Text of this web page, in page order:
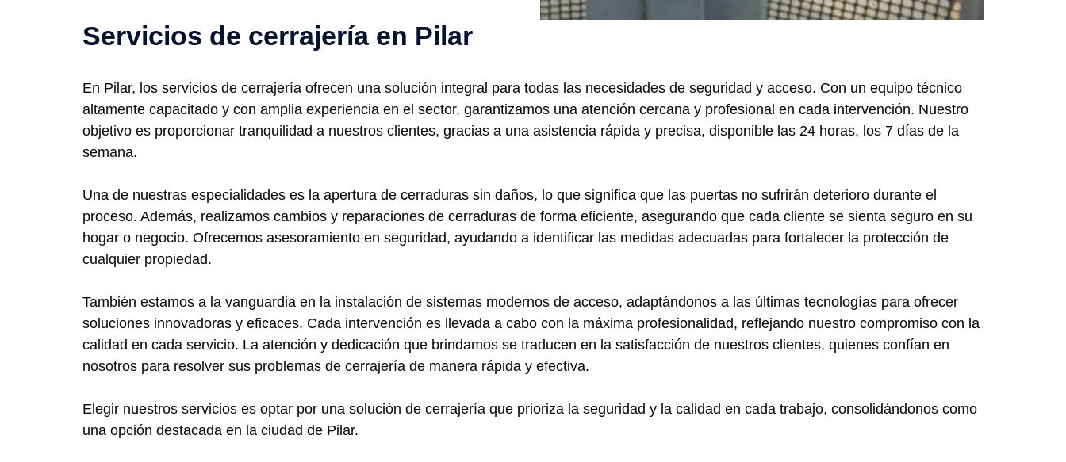
Servicios de cerrajería en Pilar
En Pilar, los servicios de cerrajería ofrecen una solución integral para todas las necesidades de seguridad y acceso. Con un equipo técnico
altamente capacitado y con amplia experiencia en el sector, garantizamos una atención cercana y profesional en cada intervención. Nuestro
objetivo es proporcionar tranquilidad a nuestros clientes, gracias a una asistencia rápida y precisa, disponible las 24 horas, los 7 días de la
semana.
Una de nuestras especialidades es la apertura de cerraduras sin daños, lo que significa que las puertas no sufrirán deterioro durante el
proceso. Además, realizamos cambios y reparaciones de cerraduras de forma eficiente, asegurando que cada cliente se sienta seguro en su
hogar o negocio. Ofrecemos asesoramiento en seguridad, ayudando a identificar las medidas adecuadas para fortalecer la protección de
cualquier propiedad.
También estamos a la vanguardia en la instalación de sistemas modernos de acceso, adaptándonos a las últimas tecnologías para ofrecer
soluciones innovadoras y eficaces. Cada intervención es llevada a cabo con la máxima profesionalidad, reflejando nuestro compromiso con la
calidad en cada servicio. La atención y dedicación que brindamos se traducen en la satisfacción de nuestros clientes, quienes confían en
nosotros para resolver sus problemas de cerrajería de manera rápida y efectiva.
Elegir nuestros servicios es optar por una solución de cerrajería que prioriza la seguridad y la calidad en cada trabajo, consolidándonos como
una opción destacada en la ciudad de Pilar.